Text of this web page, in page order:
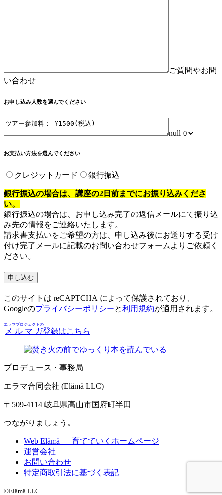
ご質問やお問
い合わせ
お申し込み人数を選んでください
null
お支払い方法を選んでください
クレジットカード 銀行振込
銀行振込の場合は、講座の2日前までにお振り込みくださ
い。
銀行振込の場合は、お申し込み完了の返信メールにて振り込
み先の情報をご連絡いたします。
請求書支払いをご希望の方は、申し込み後にお送りする受け
付け完了メールに記載のお問い合わせフォームよりご依頼く
ださい。
このサイトは reCAPTCHA によって保護されており、
Googleのプライバシーポリシーと利用規約が適用されます。
メルマガ
エラマプロジェクトの
登録はこちら
プロデュース・事務局
エラマ合同会社 (Elämä LLC)
〒509-4114 岐阜県高山市国府町半田
つながりましょう。
Web Elämä — 育てていくホームページ
運営会社
お問い合わせ
特定商取引法に基づく表記
©Elämä LLC